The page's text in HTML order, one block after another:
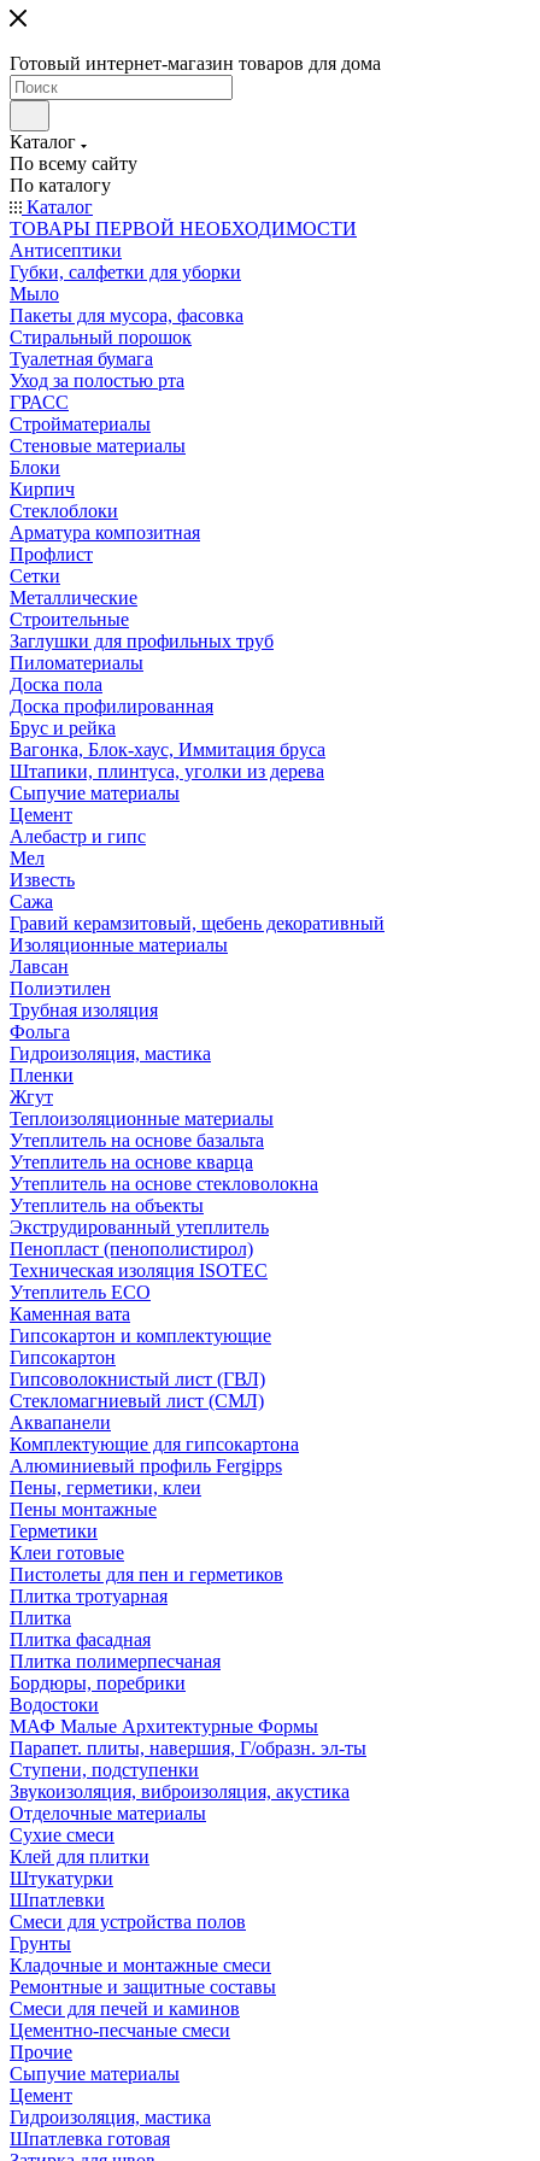
Готовый интернет-магазин товаров для дома
Каталог
По всему сайту
По каталогу
Каталог
ТОВАРЫ ПЕРВОЙ НЕОБХОДИМОСТИ
Антисептики
Губки, салфетки для уборки
Мыло
Пакеты для мусора, фасовка
Стиральный порошок
Туалетная бумага
Уход за полостью рта
ГРАСС
Стройматериалы
Стеновые материалы
Блоки
Кирпич
Стеклоблоки
Арматура композитная
Профлист
Сетки
Металлические
Строительные
Заглушки для профильных труб
Пиломатериалы
Доска пола
Доска профилированная
Брус и рейка
Вагонка, Блок-хаус, Иммитация бруса
Штапики, плинтуса, уголки из дерева
Сыпучие материалы
Цемент
Алебастр и гипс
Мел
Известь
Сажа
Гравий керамзитовый, щебень декоративный
Изоляционные материалы
Лавсан
Полиэтилен
Трубная изоляция
Фольга
Гидроизоляция, мастика
Пленки
Жгут
Теплоизоляционные материалы
Утеплитель на основе базальта
Утеплитель на основе кварца
Утеплитель на основе стекловолокна
Утеплитель на объекты
Экструдированный утеплитель
Пенопласт (пенополистирол)
Техническая изоляция ISOTEC
Утеплитель ECO
Каменная вата
Гипсокартон и комплектующие
Гипсокартон
Гипсоволокнистый лист (ГВЛ)
Стекломагниевый лист (СМЛ)
Аквапанели
Комплектующие для гипсокартона
Алюминиевый профиль Fergipps
Пены, герметики, клеи
Пены монтажные
Герметики
Клеи готовые
Пистолеты для пен и герметиков
Плитка тротуарная
Плитка
Плитка фасадная
Плитка полимерпесчаная
Бордюры, поребрики
Водостоки
МАФ Малые Архитектурные Формы
Парапет. плиты, навершия, Г/образн. эл-ты
Ступени, подступенки
Звукоизоляция, виброизоляция, акустика
Отделочные материалы
Сухие смеси
Клей для плитки
Штукатурки
Шпатлевки
Смеси для устройства полов
Грунты
Кладочные и монтажные смеси
Ремонтные и защитные составы
Смеси для печей и каминов
Цементно-песчаные смеси
Прочие
Сыпучие материалы
Цемент
Гидроизоляция, мастика
Шпатлевка готовая